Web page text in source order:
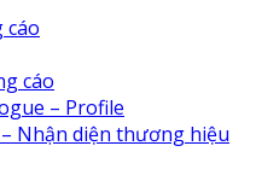
cáo
cáo
– Profile
Nhận diện thương hiệu